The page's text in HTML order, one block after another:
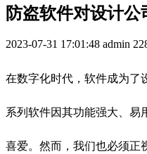
防盗软件对设计公
2023-07-31 17:01:48 admin
在数字化时代，软件成为了
系列软件因其功能强大、易
喜爱。然而，我们也必须